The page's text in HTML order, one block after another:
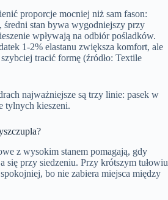
proporcje mocniej niż sam fason:
średni stan bywa wygodniejszy przy
wpływają na odbiór pośladków.
1-2% elastanu zwiększa komfort, ale
tracić formę (źródło: Textile
najważniejsze są trzy linie: pasek w
tylnych kieszeni.
z wysokim stanem pomagają, gdy
się przy siedzeniu. Przy krótszym tułowiu
bo nie zabiera miejsca między